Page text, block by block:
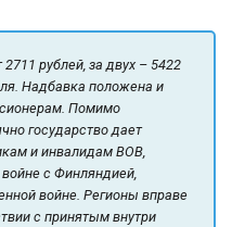
рублей, за двух – 5422
Надбавка положена и
Помимо
государство дает
и инвалидам ВОВ,
с Финляндией,
войне. Регионы вправе
с принятым внутри